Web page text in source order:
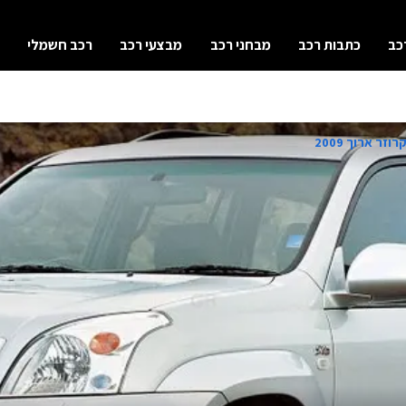
כתבות רכב מבחני רכב מבצעי רכב רכב חשמלי
ארוך 2009